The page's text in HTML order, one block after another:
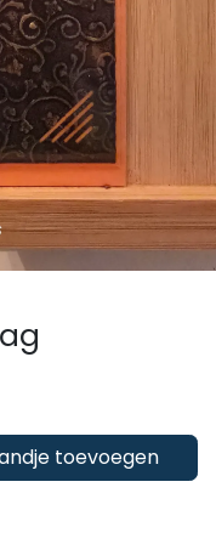
toevoegen